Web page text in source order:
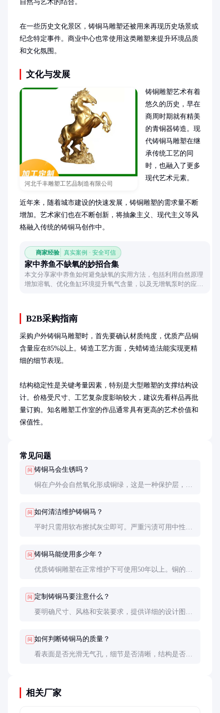
自然与艺术的结合。
在一些历史文化景区，铸铜马雕塑还被用来再现历史场景或
纪念特定事件。商业中心也常使用这类雕塑来提升环境品质
和文化氛围。
文化与发展
河北千丰雕塑工艺品制造有限公司
铸铜雕塑艺术有着
悠久的历史，早在
商周时期就有精美
的青铜器铸造。现
代铸铜马雕塑在继
承传统工艺的同
时，也融入了更多
现代艺术元素。
近年来，随着城市建设的快速发展，铸铜雕塑的需求量不断
增加。艺术家们也在不断创新，将抽象主义、现代主义等风
格融入传统的铸铜马创作中。
商家经验 真实案例 · 安全可信
家中养鱼不缺氧的妙招合集
本文分享家中养鱼如何避免缺氧的实用方法，包括利用自然原理
增加溶氧、优化鱼缸环境提升氧气含量，以及无增氧泵时的应急
B2B采购指南
采购户外铸铜马雕塑时，首先要确认材质纯度，优质产品铜
含量应在85%以上。铸造工艺方面，失蜡铸造法能实现更精
细的细节表现。
结构稳定性是关键考量因素，特别是大型雕塑的支撑结构设
计。价格受尺寸、工艺复杂度影响较大，建议先看样品再批
量订购。知名雕塑工作室的作品通常具有更高的艺术价值和
保值性。
常见问题
问 铸铜马会生锈吗？
铜在户外会自然氧化形成铜绿，这是一种保护层，不
问 如何清洁维护铸铜马？
平时只需用软布擦拭灰尘即可。严重污渍可用中性清
问 铸铜马能使用多少年？
优质铸铜雕塑在正常维护下可使用50年以上。铜的耐
问 定制铸铜马要注意什么？
要明确尺寸、风格和安装要求，提供详细的设计图。
问 如何判断铸铜马的质量？
看表面是否光滑无气孔，细节是否清晰，结构是否稳
相关厂家